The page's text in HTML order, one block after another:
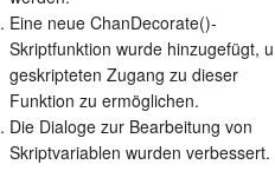
Eine neue ChanDecorate()-
Skriptfunktion wurde hinzugefügt,
geskripteten Zugang zu dieser
Funktion zu ermöglichen.
Die Dialoge zur Bearbeitung von
Skriptvariablen wurden verbessert.